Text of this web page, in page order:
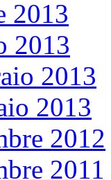
2013
2013
2013
2013
2012
2011